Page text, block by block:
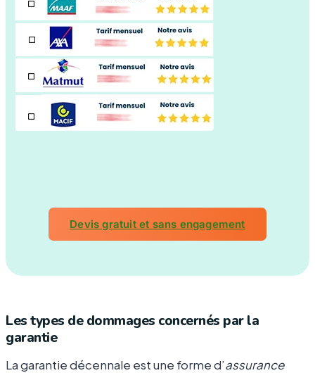
Devis gratuit et sans engagement
Les types de dommages concernés par la
garantie
La garantie décennale est une forme d’assurance